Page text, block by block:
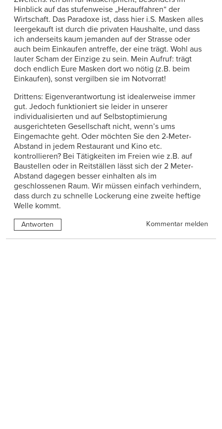
Hinblick auf das stufenweise „Herauffahren“ der
Wirtschaft. Das Paradoxe ist, dass hier i.S. Masken alles
leergekauft ist durch die privaten Haushalte, und dass
ich anderseits kaum jemanden auf der Strasse oder
auch beim Einkaufen antreffe, der eine trägt. Wohl aus
lauter Scham der Einzige zu sein. Mein Aufruf: trägt
doch endlich Eure Masken dort wo nötig (z.B. beim
Einkaufen), sonst vergilben sie im Notvorrat!
Drittens: Eigenverantwortung ist idealerweise immer
gut. Jedoch funktioniert sie leider in unserer
individualisierten und auf Selbstoptimierung
ausgerichteten Gesellschaft nicht, wenn’s ums
Eingemachte geht. Oder möchten Sie den 2-Meter-
Abstand in jedem Restaurant und Kino etc.
kontrollieren? Bei Tätigkeiten im Freien wie z.B. auf
Baustellen oder in Reitställen lässt sich der 2 Meter-
Abstand dagegen besser einhalten als im
geschlossenen Raum. Wir müssen einfach verhindern,
dass durch zu schnelle Lockerung eine zweite heftige
Welle kommt.
Antworten Kommentar melden